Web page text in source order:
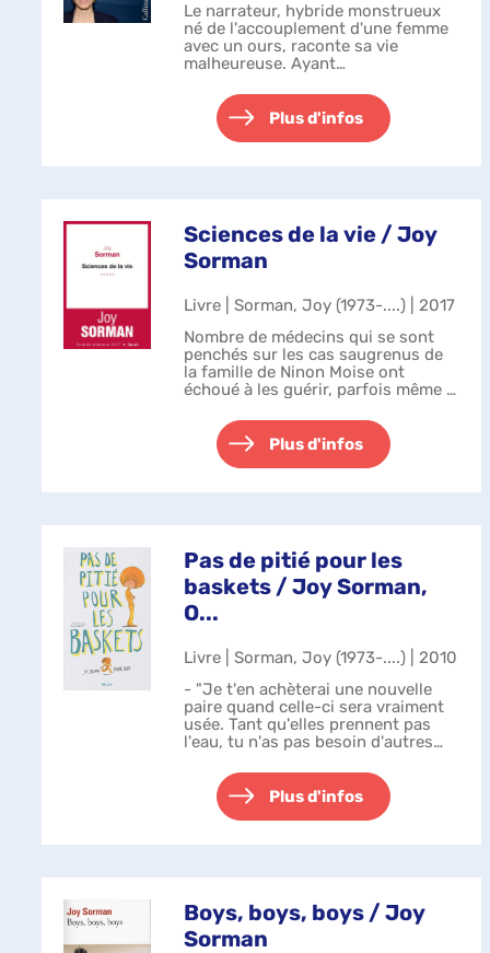
Le narrateur, hybride monstrueux
né de l'accouplement d'une femme
avec un ours, raconte sa vie
malheureuse. Ayant
trait humain pour prendre
l'apparence d'une bête, il est vendu
à un montreur d'ours p...
Plus d'infos
Sciences de la vie / Joy
Sorman
Livre | Sorman, Joy (1973-....) | 2017
Nombre de médecins qui se sont
penchés sur les cas saugrenus de
la famille de Ninon Moise ont
échoué à les guérir, parfois même à
Moyen Âge, les filles aînées de
chaque génération sont frappées,
Plus d'infos
Pas de pitié pour les
baskets / Joy Sorman,
O...
Livre | Sorman, Joy (1973-....) | 2010
- "Je t'en achèterai une nouvelle
paire quand celle-ci sera vraiment
usée. Tant qu'elles prennent pas
l'eau, tu n'as pas besoin d'autres
Joseph dit " Joseph " en fin de
phrase, en insistant sur l...
Plus d'infos
Boys, boys, boys / Joy
Sorman